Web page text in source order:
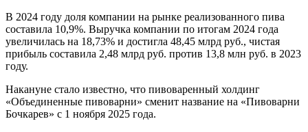
В 2024 году доля компании на рынке реализованного пива
составила 10,9%. Выручка компании по итогам 2024 года
увеличилась на 18,73% и достигла 48,45 млрд руб., чистая
прибыль составила 2,48 млрд руб. против 13,8 млн руб. в 2023
году.
Накануне стало известно, что пивоваренный холдинг
«Объединенные пивоварни» сменит название на «Пивоварни
Бочкарев» с 1 ноября 2025 года.